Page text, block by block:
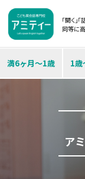
「聞く」
同等に
満6ヶ月～1歳 1歳
ア